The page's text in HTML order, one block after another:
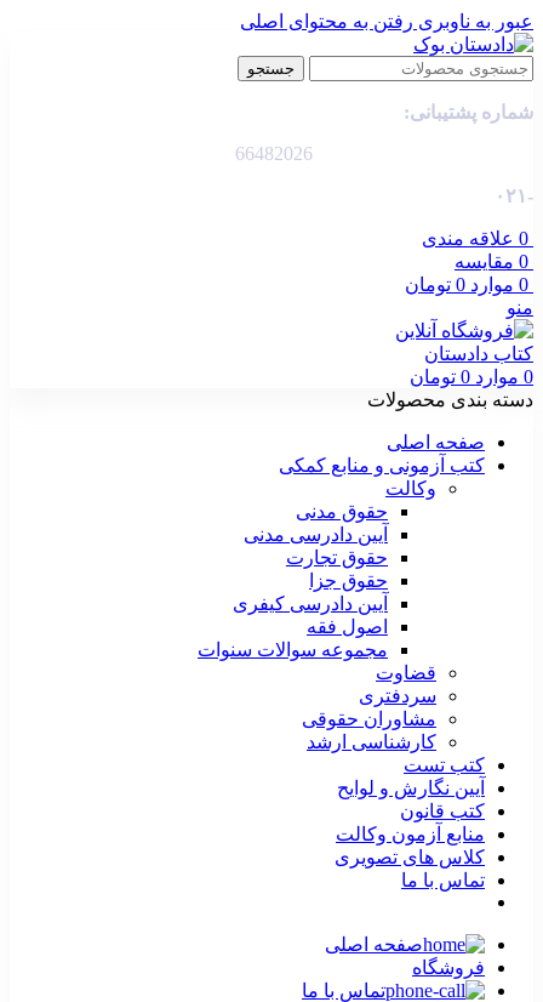
عبور به ناوبری رفتن به محتوای اصلی
جستجو
شماره پشتیبانی:
66482026
-۰۲۱
0 علاقه مندی
0 مقایسه
0 موارد 0 تومان
منو
0 موارد 0 تومان
دسته بندی محصولات
صفحه اصلی
کتب آزمونی و منابع کمکی
وکالت
حقوق مدنی
آیین دادرسی مدنی
حقوق تجارت
حقوق جزا
آیین دادرسی کیفری
اصول فقه
مجموعه سوالات سنوات
قضاوت
سردفتری
مشاوران حقوقی
کارشناسی ارشد
کتب تست
آیین نگارش و لوایح
کتب قانون
منابع آزمون وکالت
کلاس های تصویری
تماس با ما
صفحه اصلی
فروشگاه
تماس با ما